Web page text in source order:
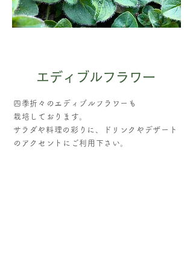
​エディブルフラワー
四季折々のエディブルフラワーも
栽培しております。
​サラダや料理の彩りに、ドリンクやデザート
のアクセントにご利用下さい。